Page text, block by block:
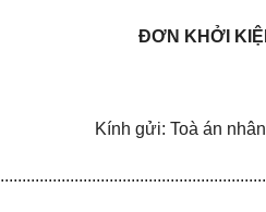
ĐƠN KHỞI
Kính gửi: Toà án